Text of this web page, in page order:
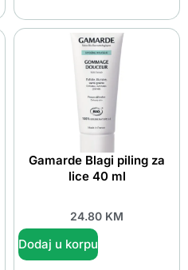
Gamarde Blagi piling za
lice 40 ml
24.80 KM
Dodaj u korpu